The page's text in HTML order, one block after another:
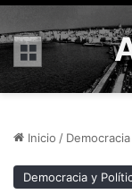
Menú
Inicio /
Democracia y